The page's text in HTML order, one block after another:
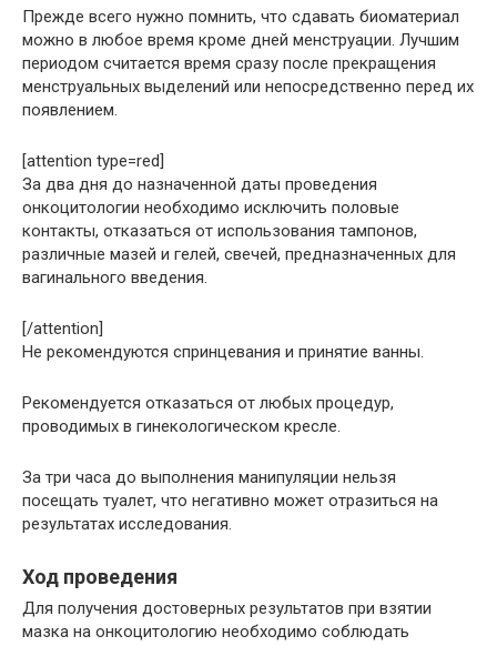
Прежде всего нужно помнить, что сдавать биоматериал
можно в любое время кроме дней менструации. Лучшим
периодом считается время сразу после прекращения
менструальных выделений или непосредственно перед их
появлением.
[attention type=red]
За два дня до назначенной даты проведения
онкоцитологии необходимо исключить половые
контакты, отказаться от использования тампонов,
различные мазей и гелей, свечей, предназначенных для
вагинального введения.
[/attention]
Не рекомендуются спринцевания и принятие ванны.
Рекомендуется отказаться от любых процедур,
проводимых в гинекологическом кресле.
За три часа до выполнения манипуляции нельзя
посещать туалет, что негативно может отразиться на
результатах исследования.
Ход проведения
Для получения достоверных результатов при взятии
мазка на онкоцитологию необходимо соблюдать